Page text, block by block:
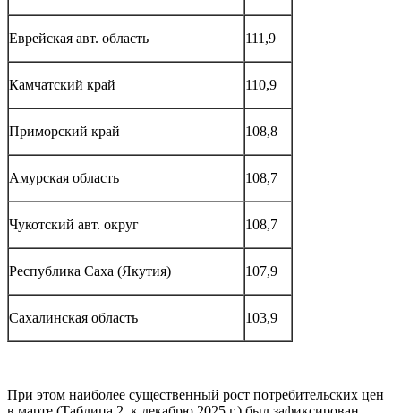
Еврейская авт. область 111,9
Камчатский край 110,9
Приморский край 108,8
Амурская область 108,7
Чукотский авт. округ 108,7
Республика Саха (Якутия) 107,9
Сахалинская область 103,9
При этом наиболее существенный рост потребительских цен